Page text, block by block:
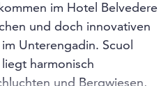
im Hotel Belvedere
und doch innovativen
Unterengadin. Scuol
harmonisch
und Bergwiesen,